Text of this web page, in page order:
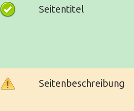
Seitentitel
Seitenbeschreibung